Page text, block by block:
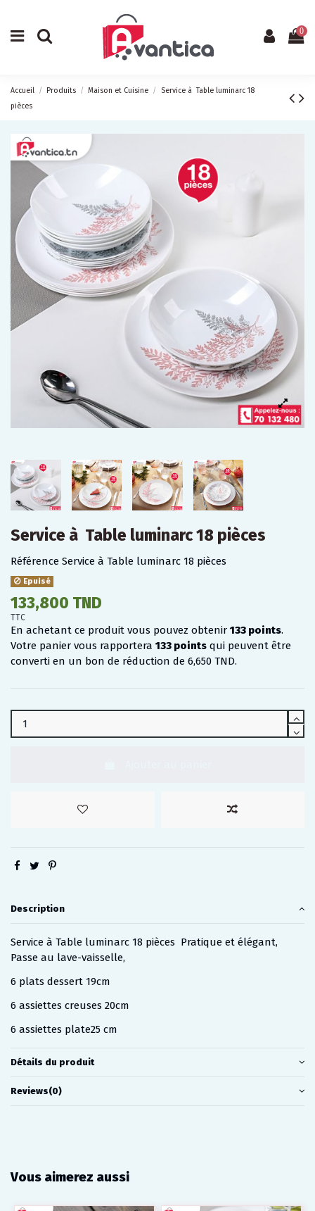
0
Accueil Produits Maison et Cuisine
Service à Table luminarc 18
pièces
Service à Table luminarc 18 pièces
Référence Service à Table luminarc 18 pièces
Epuisé
133,800 TND
TTC
En achetant ce produit vous pouvez obtenir 133 points.
Votre panier vous rapportera 133 points qui peuvent être
converti en un bon de réduction de 6,650 TND.
Description
Service à Table luminarc 18 pièces Pratique et élégant,
Passe au lave-vaisselle,
6 plats dessert 19cm
6 assiettes creuses 20cm
6 assiettes plate25 cm
Détails du produit
Reviews(0)
Vous aimerez aussi